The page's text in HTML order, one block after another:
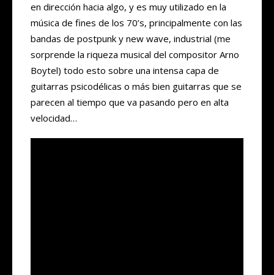
en dirección hacia algo, y es muy utilizado en la
música de fines de los 70’s, principalmente con las
bandas de postpunk y new wave, industrial (me
sorprende la riqueza musical del compositor Arno
Boytel) todo esto sobre una intensa capa de
guitarras psicodélicas o más bien guitarras que se
parecen al tiempo que va pasando pero en alta
velocidad…